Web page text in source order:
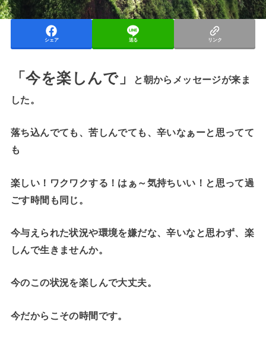
シェア 送る リンク
「今を楽しんで」
と朝からメッセージが来ま
した。
落ち込んでても、苦しんでても、辛いなぁーと思ってて
も
楽しい！ワクワクする！はぁ～気持ちいい！と思って過
ごす時間も同じ。
今与えられた状況や環境を嫌だな、辛いなと思わず、楽
しんで生きませんか。
今のこの状況を楽しんで大丈夫。
今だからこその時間です。